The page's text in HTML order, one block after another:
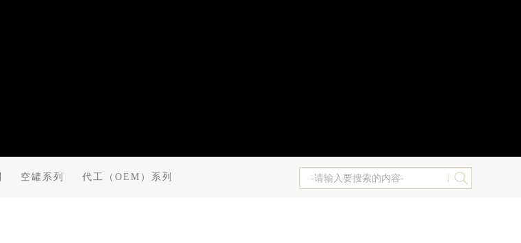
空罐系列 代工（OEM）系列